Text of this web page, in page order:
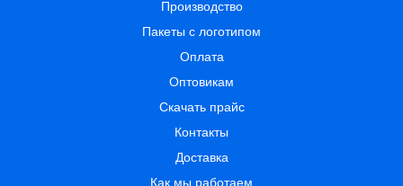
Производство
Пакеты с логотипом
Оплата
Оптовикам
Скачать прайс
Контакты
Доставка
Как мы работаем